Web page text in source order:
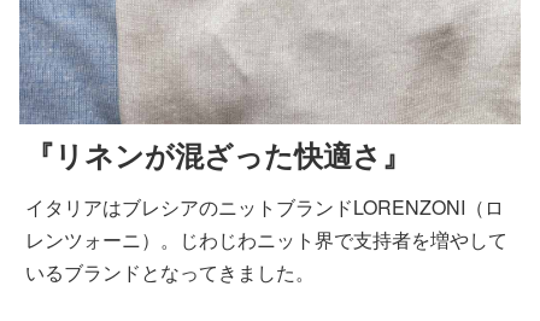
『リネンが混ざった快適さ』
イタリアはブレシアのニットブランドLORENZONI（ロ
レンツォーニ）。じわじわニット界で支持者を増やして
いるブランドとなってきました。